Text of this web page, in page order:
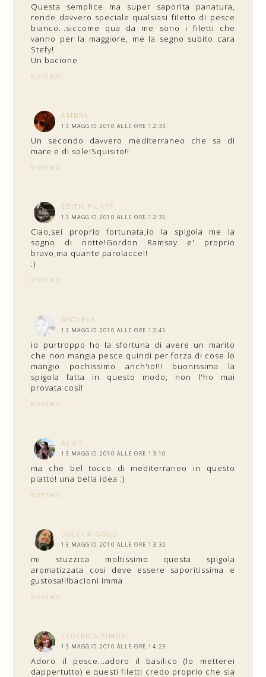
Questa semplice ma super saporita panatura,
rende davvero speciale qualsiasi filetto di pesce
bianco...siccome qua da me sono i filetti che
vanno per la maggiore, me la segno subito cara
Stefy!
Un bacione
RISPONDI
AMBRA
13 MAGGIO 2010 ALLE ORE 12:33
Un secondo davvero mediterraneo che sa di
mare e di sole!Squisito!!
RISPONDI
EDITH PILAFF
13 MAGGIO 2010 ALLE ORE 12:35
Ciao,sei proprio fortunata,io la spigola me la
sogno di notte!Gordon Ramsay e' proprio
bravo,ma quante parolacce!!
:)
RISPONDI
MICAELA
13 MAGGIO 2010 ALLE ORE 12:45
io purtroppo ho la sfortuna di avere un marito
che non mangia pesce quindi per forza di cose lo
mangio pochissimo anch'io!!! buonissima la
spigola fatta in questo modo, non l'ho mai
provata così!
RISPONDI
ALICE
13 MAGGIO 2010 ALLE ORE 13:10
ma che bel tocco di mediterraneo in questo
piatto! una bella idea :)
RISPONDI
DOLCI A GOGO
13 MAGGIO 2010 ALLE ORE 13:32
mi stuzzica moltissimo questa spigola
aromatizzata cosi deve essere saporitissima e
gustosa!!!bacioni imma
RISPONDI
FEDERICA SIMONI
13 MAGGIO 2010 ALLE ORE 14:23
Adoro il pesce...adoro il basilico (lo metterei
dappertutto) e questi filetti credo proprio che sia